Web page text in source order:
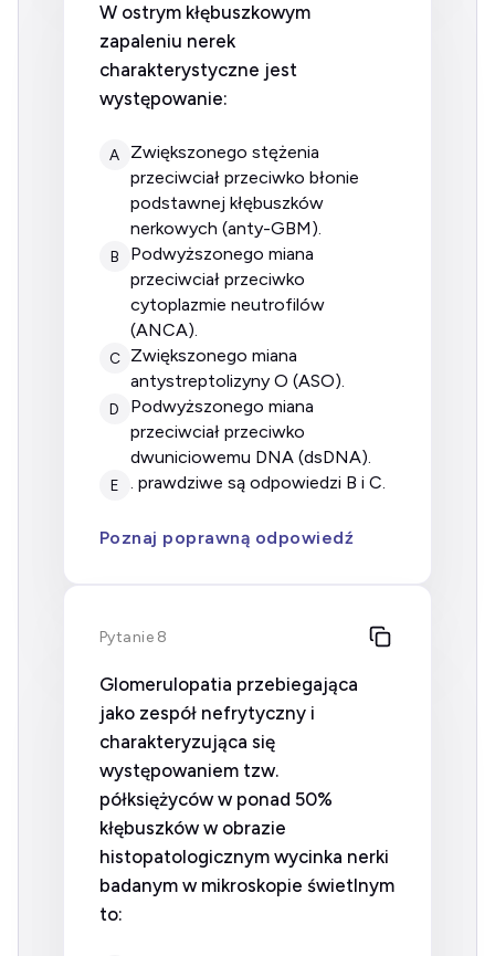
W ostrym kłębuszkowym
zapaleniu nerek
charakterystyczne jest
występowanie:
A
zwiększonego stężenia
przeciwciał przeciwko błonie
podstawnej kłębuszków
nerkowych (anty-GBM).
B
podwyższonego miana
przeciwciał przeciwko
cytoplazmie neutrofilów
(ANCA).
C
zwiększonego miana
antystreptolizyny O (ASO).
D
podwyższonego miana
przeciwciał przeciwko
dwuniciowemu DNA (dsDNA).
E . prawdziwe są odpowiedzi B i C.
Poznaj poprawną odpowiedź
Pytanie 8
Glomerulopatia przebiegająca
jako zespół nefrytyczny i
charakteryzująca się
występowaniem tzw.
półksiężyców w ponad 50%
kłębuszków w obrazie
histopatologicznym wycinka nerki
badanym w mikroskopie świetlnym
to: